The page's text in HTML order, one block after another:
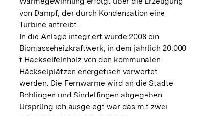
von Dampf, der durch Kondensation eine
Turbine antreibt.
In die Anlage integriert wurde 2008 ein
Biomasseheizkraftwerk, in dem jährlich 20.000
t Häckselfeinholz von den kommunalen
Häckselplätzen energetisch verwertet
werden. Die Fernwärme wird an die Städte
Böblingen und Sindelfingen abgegeben.
Ursprünglich ausgelegt war das mit zwei